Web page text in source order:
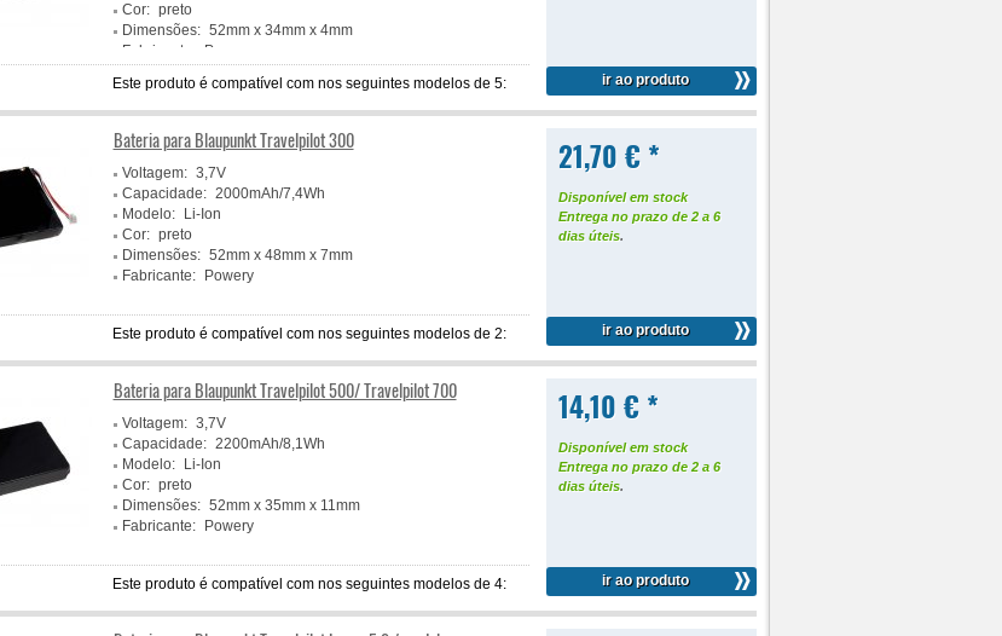
ir ao produto
Cor: preto
Dimensões: 52mm x 34mm x 4mm
Fabricante:
Powery
Este produto é compatível com nos seguintes modelos de 5:
21,70 € *
Disponível em stock
Entrega no prazo de 2 a 6
dias úteis.
ir ao produto
Bateria para Blaupunkt Travelpilot 300
Voltagem: 3,7V
Capacidade: 2000mAh/7,4Wh
Modelo:
Li-Ion
Cor: preto
Dimensões: 52mm x 48mm x 7mm
Fabricante:
Powery
Este produto é compatível com nos seguintes modelos de 2:
14,10 € *
Disponível em stock
Entrega no prazo de 2 a 6
dias úteis.
ir ao produto
Bateria para Blaupunkt Travelpilot 500/ Travelpilot 700
Voltagem: 3,7V
Capacidade: 2200mAh/8,1Wh
Modelo:
Li-Ion
Cor: preto
Dimensões: 52mm x 35mm x 11mm
Fabricante:
Powery
Este produto é compatível com nos seguintes modelos de 4: